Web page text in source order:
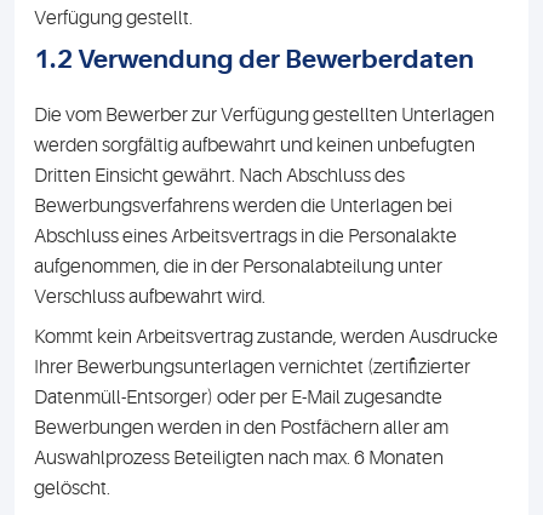
Verfügung gestellt.
1.2 Verwendung der Bewerberdaten
Die vom Bewerber zur Verfügung gestellten Unterlagen
werden sorgfältig aufbewahrt und keinen unbefugten
Dritten Einsicht gewährt. Nach Abschluss des
Bewerbungsverfahrens werden die Unterlagen bei
Abschluss eines Arbeitsvertrags in die Personalakte
aufgenommen, die in der Personalabteilung unter
Verschluss aufbewahrt wird.
Kommt kein Arbeitsvertrag zustande, werden Ausdrucke
Ihrer Bewerbungsunterlagen vernichtet (zertifizierter
Datenmüll-Entsorger) oder per E-Mail zugesandte
Bewerbungen werden in den Postfächern aller am
Auswahlprozess Beteiligten nach max. 6 Monaten
gelöscht.